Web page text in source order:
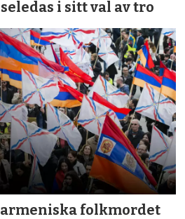
i sitt val av tro
folkmordet